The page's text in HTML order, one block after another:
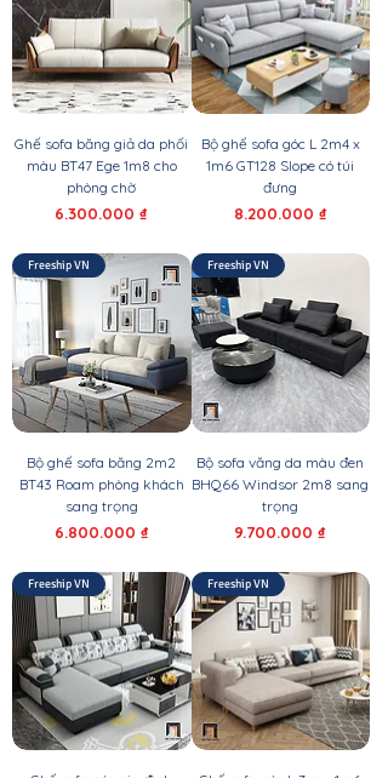
Ghế sofa băng giả da phối
màu BT47 Ege 1m8 cho
phòng chờ
Giá
6.300.000 ₫
Bộ ghế sofa góc L 2m4 x
1m6 GT128 Slope có túi
đưng
Giá
8.200.000 ₫
Freeship VN
Bộ ghế sofa băng 2m2
BT43 Roam phòng khách
sang trọng
Giá
6.800.000 ₫
Freeship VN
Bộ sofa văng da màu đen
BHQ66 Windsor 2m8 sang
trọng
Giá
9.700.000 ₫
Freeship VN Freeship VN